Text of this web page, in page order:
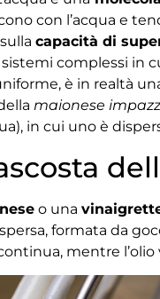
con l’acqua e
capacità di
complessi in
è in realtà
maionese
in cui uno è
o una
formata da
mentre